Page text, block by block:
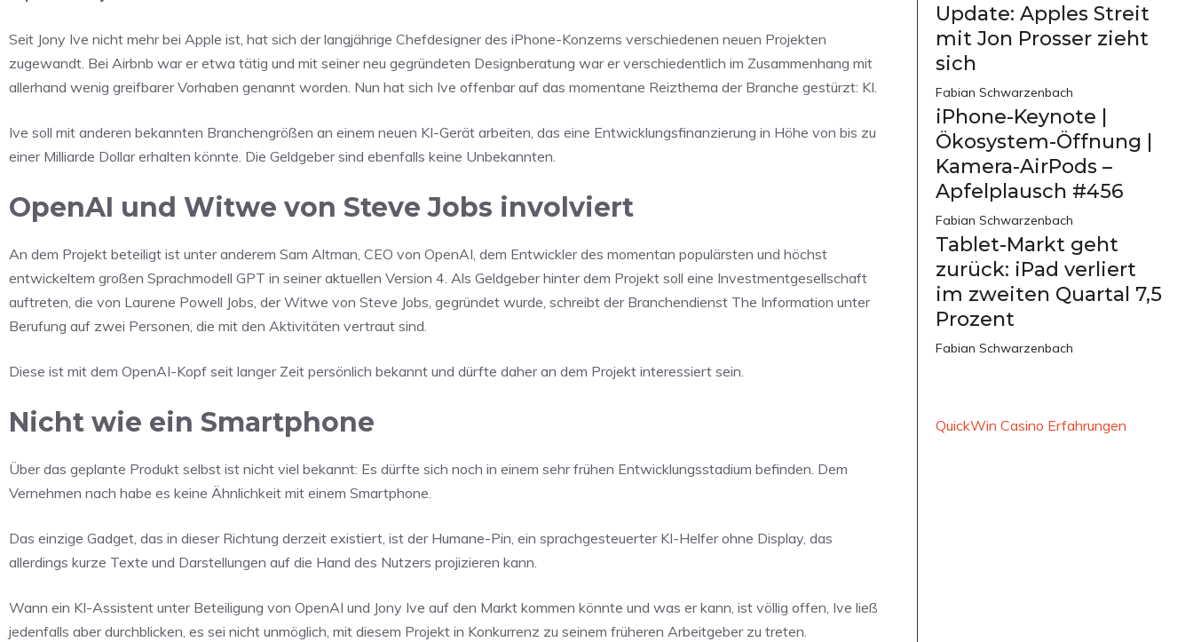
Seit Jony Ive nicht mehr bei Apple ist, hat sich der langjährige Chefdesigner des iPhone-Konzerns verschiedenen neuen Projekten
zugewandt. Bei Airbnb war er etwa tätig und mit seiner neu gegründeten Designberatung war er verschiedentlich im Zusammenhang mit
allerhand wenig greifbarer Vorhaben genannt worden. Nun hat sich Ive offenbar auf das momentane Reizthema der Branche gestürzt: KI.
Ive soll mit anderen bekannten Branchengrößen an einem neuen KI-Gerät arbeiten, das eine Entwicklungsfinanzierung in Höhe von bis zu
einer Milliarde Dollar erhalten könnte. Die Geldgeber sind ebenfalls keine Unbekannten.
OpenAI und Witwe von Steve Jobs involviert
An dem Projekt beteiligt ist unter anderem Sam Altman, CEO von OpenAI, dem Entwickler des momentan populärsten und höchst
entwickeltem großen Sprachmodell GPT in seiner aktuellen Version 4. Als Geldgeber hinter dem Projekt soll eine Investmentgesellschaft
auftreten, die von Laurene Powell Jobs, der Witwe von Steve Jobs, gegründet wurde, schreibt der Branchendienst The Information unter
Berufung auf zwei Personen, die mit den Aktivitäten vertraut sind.
Diese ist mit dem OpenAI-Kopf seit langer Zeit persönlich bekannt und dürfte daher an dem Projekt interessiert sein.
Nicht wie ein Smartphone
Über das geplante Produkt selbst ist nicht viel bekannt: Es dürfte sich noch in einem sehr frühen Entwicklungsstadium befinden. Dem
Vernehmen nach habe es keine Ähnlichkeit mit einem Smartphone.
Das einzige Gadget, das in dieser Richtung derzeit existiert, ist der Humane-Pin, ein sprachgesteuerter KI-Helfer ohne Display, das
allerdings kurze Texte und Darstellungen auf die Hand des Nutzers projizieren kann.
Wann ein KI-Assistent unter Beteiligung von OpenAI und Jony Ive auf den Markt kommen könnte und was er kann, ist völlig offen, Ive ließ
jedenfalls aber durchblicken, es sei nicht unmöglich, mit diesem Projekt in Konkurrenz zu seinem früheren Arbeitgeber zu treten.
Update: Apples Streit
mit Jon Prosser zieht
sich
Fabian Schwarzenbach
iPhone-Keynote |
Ökosystem-Öffnung |
Kamera-AirPods –
Apfelplausch #456
Fabian Schwarzenbach
Tablet-Markt geht
zurück: iPad verliert
im zweiten Quartal 7,5
Prozent
Fabian Schwarzenbach
QuickWin Casino Erfahrungen